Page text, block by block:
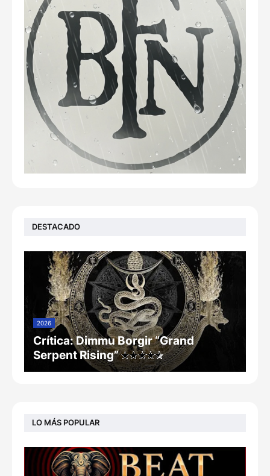
DESTACADO
2026
Crítica: Dimmu Borgir “Grand
Serpent Rising”
LO MÁS POPULAR